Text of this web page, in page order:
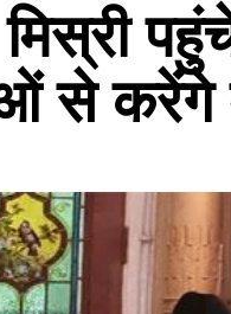
से करेंगे